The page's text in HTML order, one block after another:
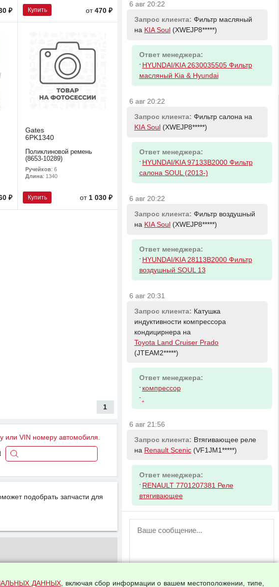
₽ Купить от 470 ₽
₽
Gates
6PK1340
Поликлиновой ремень
(8653-10289)
Ручейков: 6
Длина: 1340
Купить от 1 030 ₽
1
или VIN номеру автомобиля.
подобрать запчасти для
ДАННЫХ, включая сбор информации о вашем местоположении, типе,
6 авг 20:22
Запрос клиента: Фильтр масляный
на KIA Soul (XWEJP8*****)
Ответ менеджера:
- HYUNDAI/KIA 2630035505 Фильтр
масляный Kia & Hyundai
6 авг 20:22
Запрос клиента: Фильтр салона на
KIA Soul (XWEJP8*****)
Ответ менеджера:
- HYUNDAI/KIA 97133B2000 Фильтр
салона SOUL (2013-)
6 авг 20:22
Запрос клиента: Фильтр воздушный
на KIA Soul (XWEJP8*****)
Ответ менеджера:
- HYUNDAI/KIA 28113B2000 Фильтр
воздушный SOUL 13
6 авг 20:31
Запрос клиента: Катушка
индуктивности компрессора
кондицирнера на
Toyota Land Cruiser Prado
(JTEAM2*****)
Ответ менеджера:
- компрессор
-
6 авг 21:56
Запрос клиента: Втягивающее реле
на Renault Scenic(VF1JM1*****)
Ответ менеджера:
- RENAULT 7701207381 Реле
втягивающее
ВНИМАНИЕ!
пользователей временно отключена!
аккаунт.